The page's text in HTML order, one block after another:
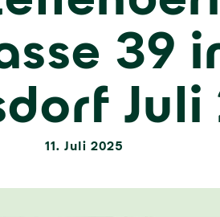
39
11. Juli 2025